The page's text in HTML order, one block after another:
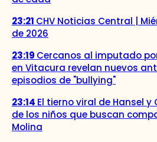
23:21 CHV Noticias Central |
de 2026
23:19 Cercanos al imputado
en Vitacura revelan nuevos
episodios de "bullying"
23:14 El tierno viral de Hansel
de los niños que buscan
Molina